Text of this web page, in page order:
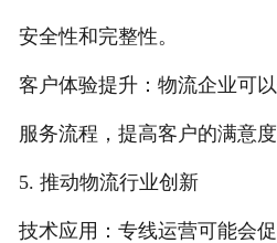
安全性和完整性。
客户体验提升：物流企业可
服务流程，提高客户的满意度
5. 推动物流行业创新
技术应用：专线运营可能会